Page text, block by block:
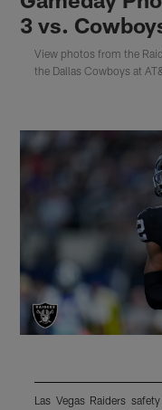
3 vs.
View photos from the
the Dallas Cowboys at
Las Vegas Raiders